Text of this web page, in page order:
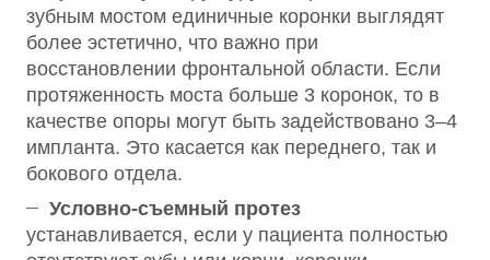
зубным мостом единичные коронки выглядят
более эстетично, что важно при
восстановлении фронтальной области. Если
протяженность моста больше 3 коронок, то в
качестве опоры могут быть задействовано 3–4
импланта. Это касается как переднего, так и
бокового отдела.
Условно-съемный протез
устанавливается, если у пациента полностью